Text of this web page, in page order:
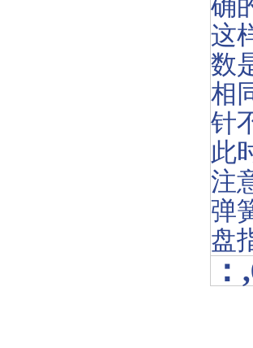
确
这
数
相
针
此
注
弹
盘